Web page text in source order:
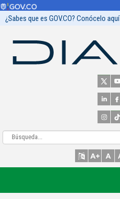
¿Sabes que es GOV.CO? Conócelo aquí